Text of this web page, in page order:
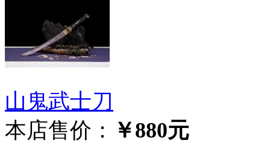
山鬼武士刀
本店售价： ￥880元